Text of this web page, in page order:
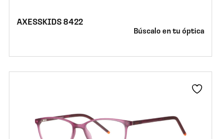
AXESSKIDS 8422
Búscalo en tu óptica